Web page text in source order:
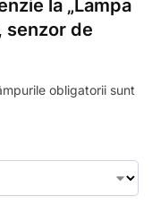
la „Lampa
senzor de
obligatorii sunt